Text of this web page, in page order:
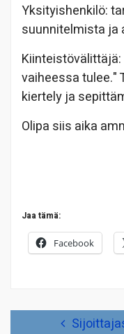
Yksityishenkilö:
suunnitelmista ja
vaiheessa tulee."
kiertely ja
Olipa siis aika
Jaa tämä:
Facebook